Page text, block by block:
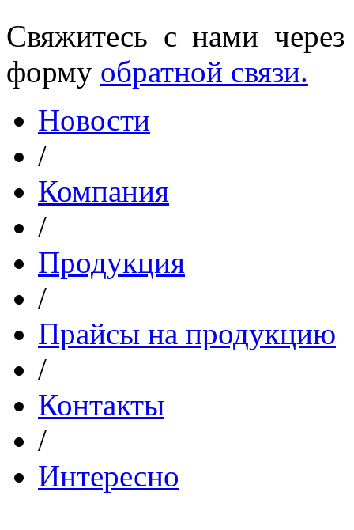
Свяжитесь с нами
форму обратной связи.
Новости
/
Компания
/
Продукция
/
Прайсы на продукцию
/
Контакты
/
Интересно